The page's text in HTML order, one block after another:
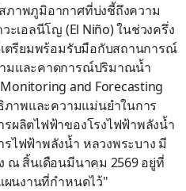
าพภูมิอากาศที่บ่งชี้ถึงความ
ะเอลนีโญ (El Niño) ในช่วงครึ่ง
ตรียมพร้อมรับมือกับสถานการณ์
มและคาดการณ์ปริมาณน้ำ
and Forecasting
ภาพและความแม่นยำในการ
ผลิตไฟฟ้าของโรงไฟฟ้าพลังน้ำ
ไฟฟ้าพลังน้ำ หลวงพระบาง มี
ณ สิ้นเดือนมีนาคม 2569 อยู่ที่
ผนงานที่กำหนดไว้"